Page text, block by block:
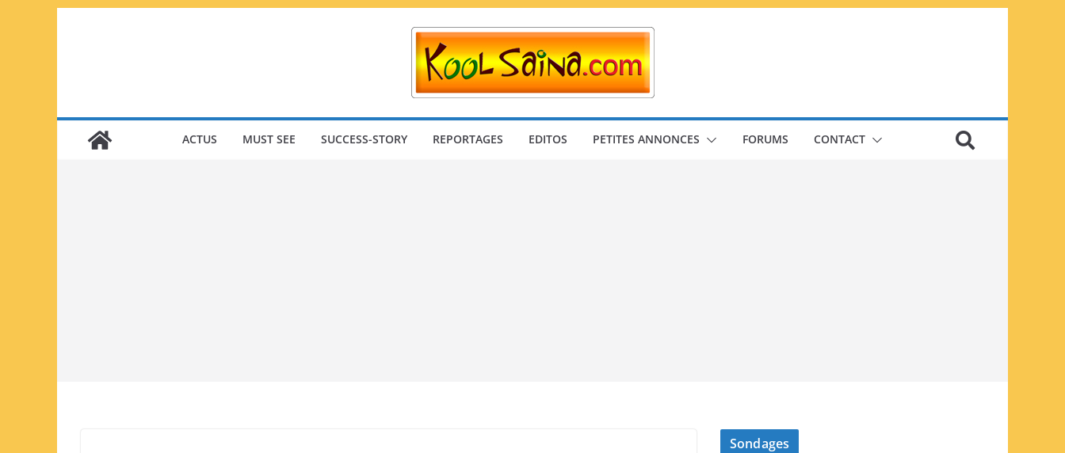
ACTUS MUST SEE SUCCESS-STORY REPORTAGES EDITOS PETITES ANNONCES FORUMS CONTACT
Sondages